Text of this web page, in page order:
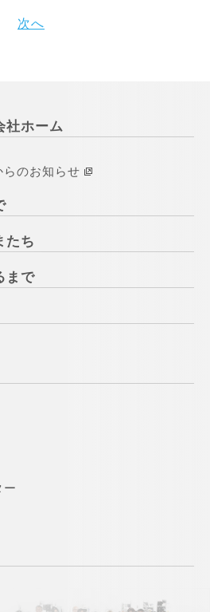
次へ
社ホーム
らのお知らせ
たち
まで
ー